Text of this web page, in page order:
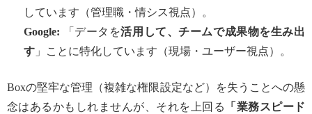
しています（管理職・情シス視点）。
Google: 「データを活用して、チームで成果物を生み出
す 」ことに特化しています（現場・ユーザー視点）。
Boxの堅牢な管理（複雑な権限設定など）を失うことへの懸
念はあるかもしれませんが、それを上回る
「業務スピード